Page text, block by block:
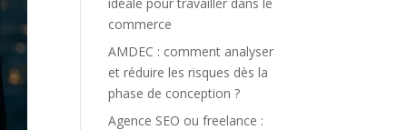
commerce
AMDEC : comment analyser
et réduire les risques dès la
phase de conception ?
Agence SEO ou freelance :